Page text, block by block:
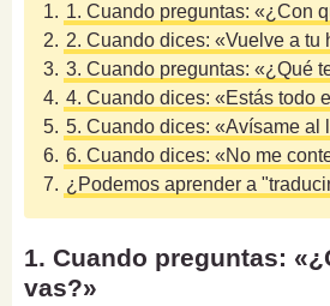
1. 1. Cuando preguntas: «¿Con
2. 2. Cuando dices: «Vuelve a tu
3. 3. Cuando preguntas: «¿Qué
4. 4. Cuando dices: «Estás todo
5. 5. Cuando dices: «Avísame al
6. 6. Cuando dices: «No me
7. ¿Podemos aprender a
1. Cuando preguntas:
vas?»